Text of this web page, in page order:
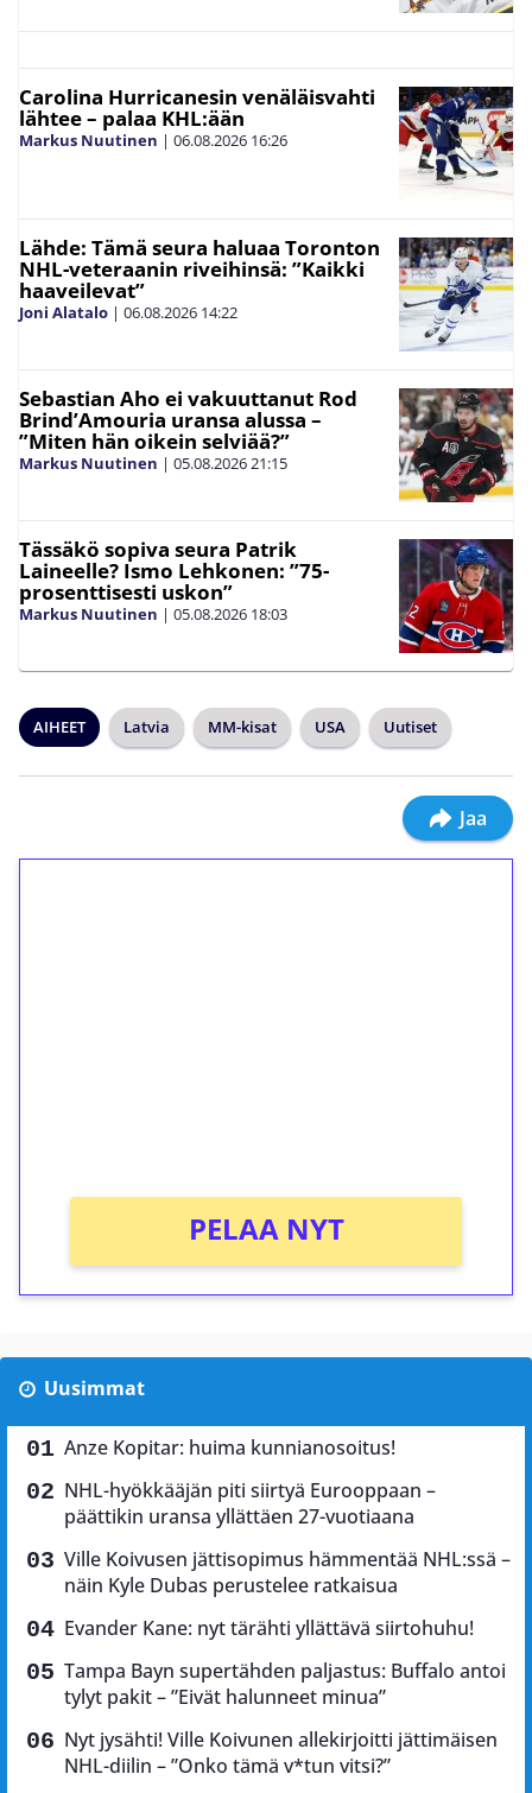
Carolina Hurricanesin venäläisvahti
lähtee – palaa KHL:ään
Markus Nuutinen | 06.08.2026 16:26
Lähde: Tämä seura haluaa Toronton
NHL-veteraanin riveihinsä: ”Kaikki
haaveilevat”
Joni Alatalo | 06.08.2026 14:22
Sebastian Aho ei vakuuttanut Rod
Brind’Amouria uransa alussa –
”Miten hän oikein selviää?”
Markus Nuutinen | 05.08.202621:15
Tässäkö sopiva seura Patrik
Laineelle? Ismo Lehkonen: ”75-
prosenttisesti uskon”
Markus Nuutinen | 05.08.2026 18:03
AIHEET Latvia MM-kisat USA Uutiset
Jaa
PELAA NYT
Uusimmat
Anze Kopitar: huima kunnianosoitus!
NHL-hyökkääjän piti siirtyä Eurooppaan –
päättikin uransa yllättäen 27-vuotiaana
Ville Koivusen jättisopimus hämmentää NHL:ssä –
näin Kyle Dubas perustelee ratkaisua
Evander Kane: nyt tärähti yllättävä siirtohuhu!
Tampa Bayn supertähden paljastus: Buffalo antoi
tylyt pakit – ”Eivät halunneet minua”
Nyt jysähti! Ville Koivunen allekirjoitti jättimäisen
NHL-diilin – ”Onko tämä v*tun vitsi?”